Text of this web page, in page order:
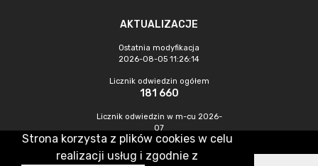
AKTUALIZACJE
Ostatnia modyfikacja
2026-08-05 11:26:14
Licznik odwiedzin ogółem
181 660
Licznik odwiedzin w m-cu 2026-
07
251
Strona korzysta z plików cookies w celu
realizacji usług i zgodnie z